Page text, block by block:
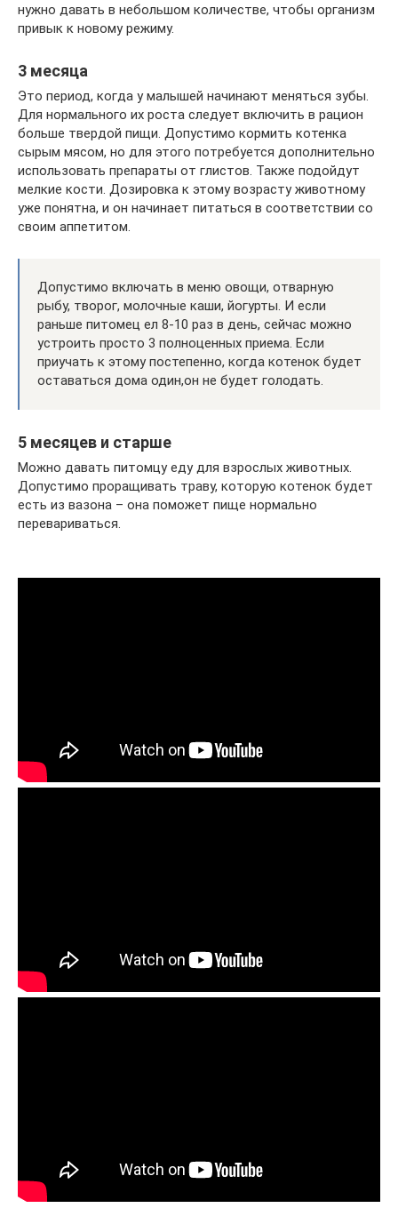
нужно давать в небольшом количестве, чтобы организм
привык к новому режиму.
3 месяца
Это период, когда у малышей начинают меняться зубы.
Для нормального их роста следует включить в рацион
больше твердой пищи. Допустимо кормить котенка
сырым мясом, но для этого потребуется дополнительно
использовать препараты от глистов. Также подойдут
мелкие кости. Дозировка к этому возрасту животному
уже понятна, и он начинает питаться в соответствии со
своим аппетитом.
Допустимо включать в меню овощи, отварную
рыбу, творог, молочные каши, йогурты. И если
раньше питомец ел 8-10 раз в день, сейчас можно
устроить просто 3 полноценных приема. Если
приучать к этому постепенно, когда котенок будет
оставаться дома один,он не будет голодать.
5 месяцев и старше
Можно давать питомцу еду для взрослых животных.
Допустимо проращивать траву, которую котенок будет
есть из вазона – она поможет пище нормально
перевариваться.